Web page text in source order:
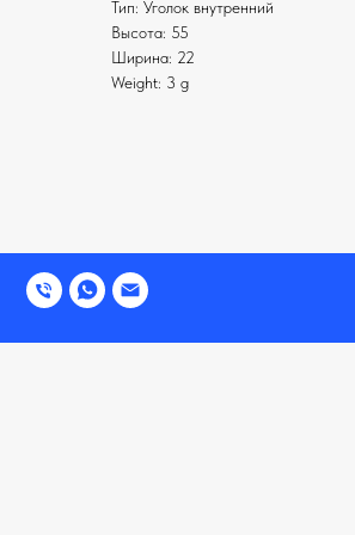
Тип: Уголок внутренний
Высота: 55
Ширина: 22
Weight: 3 g